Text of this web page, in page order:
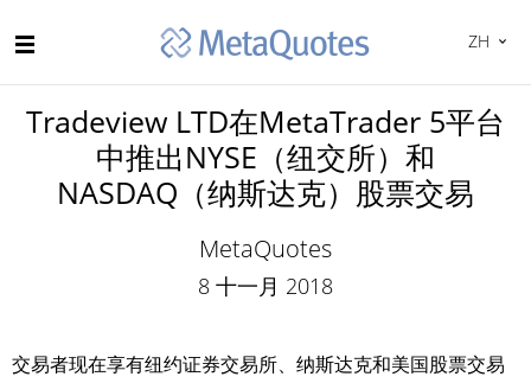
ZH
Tradeview LTD在MetaTrader 5平台
中推出NYSE（纽交所）和
NASDAQ（纳斯达克）股票交易
MetaQuotes
8 十一月 2018
交易者现在享有纽约证券交易所、纳斯达克和美国股票交易